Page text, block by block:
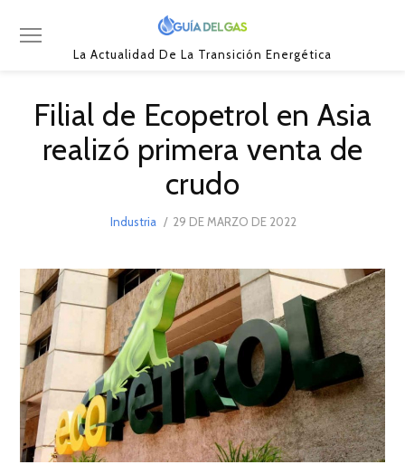
La Actualidad De La Transición Energética
Filial de Ecopetrol en Asia
realizó primera venta de
crudo
Industria
POSTED
29 DE MARZO DE 2022
DE
2022